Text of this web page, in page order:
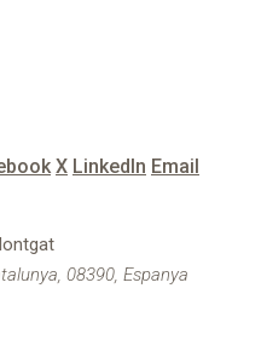
X LinkedIn Email
08390, Espanya